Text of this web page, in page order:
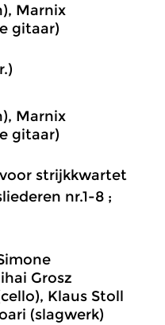
Marnix
gitaar)
Marnix
gitaar)
strijkkwartet
nr.1-8 ;
Grosz
Klaus Stoll
(slagwerk)